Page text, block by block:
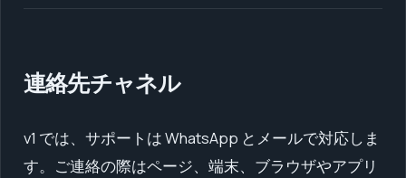
連絡先チャネル
v1 では、サポートは WhatsApp とメールで対応しま
す。ご連絡の際はページ、端末、ブラウザやアプリ